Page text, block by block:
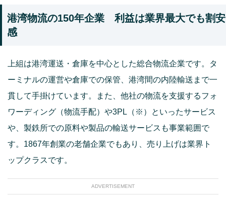
港湾物流の150年企業 利益は業界最大でも割安
感
上組は港湾運送・倉庫を中心とした総合物流企業です。タ
ーミナルの運営や倉庫での保管、港湾間の内陸輸送まで一
貫して手掛けています。また、他社の物流を支援するフォ
ワーディング（物流手配）や3PL（※）といったサービス
や、製鉄所での原料や製品の輸送サービスも事業範囲で
す。1867年創業の老舗企業でもあり、売り上げは業界ト
ップクラスです。
ADVERTISEMENT